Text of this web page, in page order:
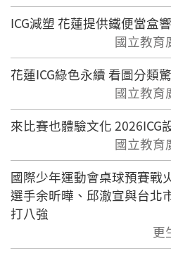
ICG減塑 花蓮提供鐵便當盒
國立教育
花蓮ICG綠色永續 看圖分類
國立教育
來比賽也體驗文化 2026ICG
國立教育
國際少年運動會桌球預賽戰
選手余昕曄、邱澈宣與台北
打八強
更